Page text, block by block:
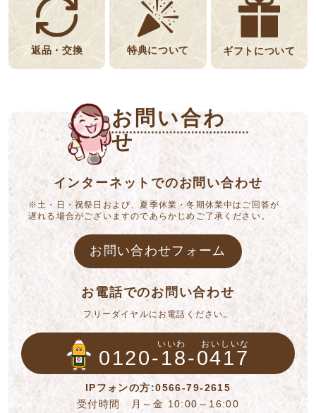
返品・交換 特典について ギフトについて
お問い合わ
せ
インターネットでのお問い合わせ
※土・日・祝祭日および、夏季休業・冬期休業中はご回答が
遅れる場合がございますのであらかじめご了承ください。
お問い合わせフォーム
お電話でのお問い合わせ
フリーダイヤルにお電話ください。
いいわ おいしいな
0120-18-0417
IPフォンの方:0566-79-2615
受付時間 月～金 10:00～16:00